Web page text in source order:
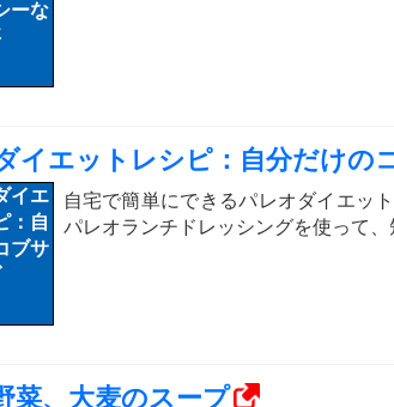
イエットレシピ：自分だけの
自宅で簡単にできるパレオダイエッ
パレオランチドレッシングを使って
菜、大麦のスープ